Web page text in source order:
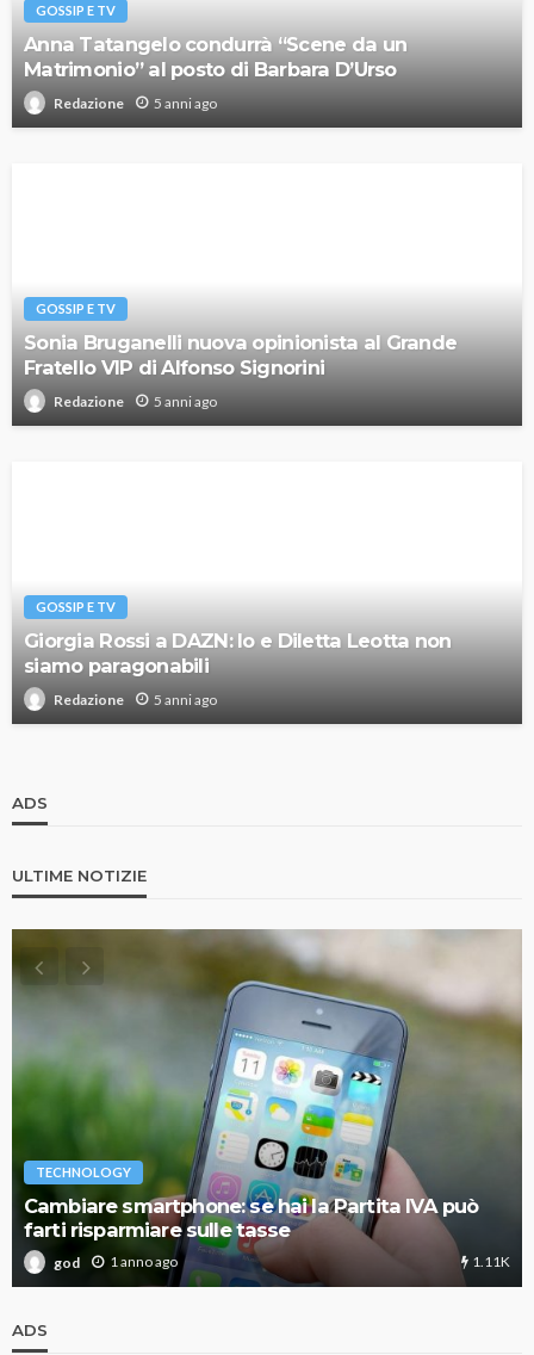
GOSSIP E TV
Anna Tatangelo condurrà “Scene da un
Matrimonio” al posto di Barbara D’Urso
Redazione 5 anni ago
GOSSIP E TV
Sonia Bruganelli nuova opinionista al Grande
Fratello VIP di Alfonso Signorini
Redazione 5 anni ago
GOSSIP E TV
Giorgia Rossi a DAZN: Io e Diletta Leotta non
siamo paragonabili
Redazione 5 anni ago
ADS
ULTIME NOTIZIE
TECHNOLOGY
Cambiare smartphone: se hai la Partita IVA può
farti risparmiare sulle tasse
god 1 anno ago 1.11K
ADS